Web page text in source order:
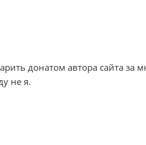
донатом автора сайта за
не я.